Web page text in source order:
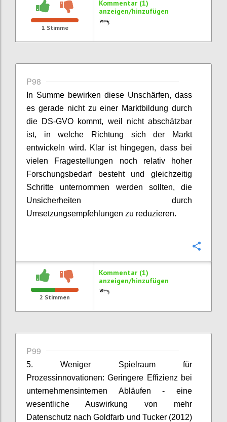
1 Stimme
Kommentar (1)
anzeigen/hinzufügen
P98
In Summe bewirken diese Unschärfen, dass
es gerade nicht zu einer Marktbildung durch
die DS-GVO kommt, weil nicht abschätzbar
ist, in welche Richtung sich der Markt
entwickeln wird. Klar ist hingegen, dass bei
vielen Fragestellungen noch relativ hoher
Forschungsbedarf besteht und gleichzeitig
Schritte unternommen werden sollten, die
Unsicherheiten durch
Umsetzungsempfehlungen zu reduzieren.
2 Stimmen
Kommentar (1)
anzeigen/hinzufügen
P99
5. Weniger Spielraum für
Prozessinnovationen: Geringere Effizienz bei
unternehmensinternen Abläufen - eine
wesentliche Auswirkung von mehr
Datenschutz nach Goldfarb und Tucker (2012)